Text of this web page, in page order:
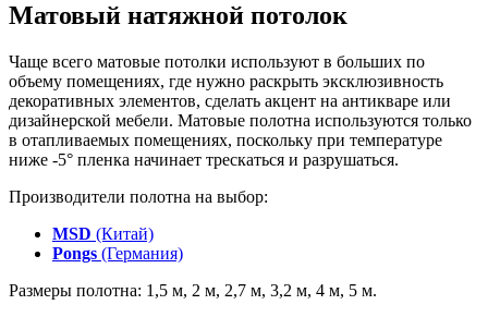
Матовый натяжной потолок
Чаще всего матовые потолки используют в больших по
объему помещениях, где нужно раскрыть эксклюзивность
декоративных элементов, сделать акцент на антикваре или
дизайнерской мебели. Матовые полотна используются только
в отапливаемых помещениях, поскольку при температуре
ниже -5° пленка начинает трескаться и разрушаться.
Производители полотна на выбор:
MSD (Китай)
Pongs (Германия)
Размеры полотна: 1,5 м, 2 м, 2,7 м, 3,2 м, 4 м, 5 м.